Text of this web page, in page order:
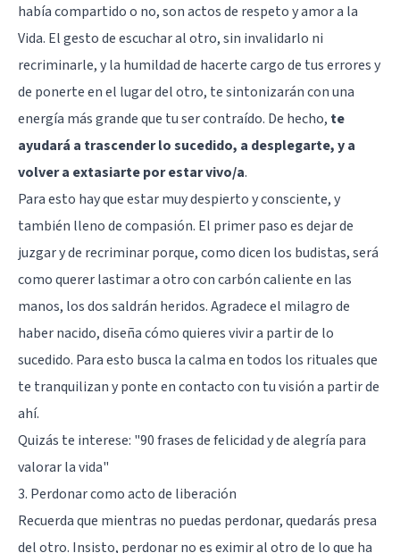
había compartido o no, son actos de respeto y amor a la
Vida. El gesto de escuchar al otro, sin invalidarlo ni
recriminarle, y la humildad de hacerte cargo de tus errores y
de ponerte en el lugar del otro, te sintonizarán con una
energía más grande que tu ser contraído. De hecho, te
ayudará a trascender lo sucedido, a desplegarte, y a
volver a extasiarte por estar vivo/a.
Para esto hay que estar muy despierto y consciente, y
también lleno de compasión. El primer paso es dejar de
juzgar y de recriminar porque, como dicen los budistas, será
como querer lastimar a otro con carbón caliente en las
manos, los dos saldrán heridos. Agradece el milagro de
haber nacido, diseña cómo quieres vivir a partir de lo
sucedido. Para esto busca la calma en todos los rituales que
te tranquilizan y ponte en contacto con tu visión a partir de
ahí.
Quizás te interese: "90 frases de felicidad y de alegría para
valorar la vida"
3. Perdonar como acto de liberación
Recuerda que mientras no puedas perdonar, quedarás presa
del otro. Insisto, perdonar no es eximir al otro de lo que ha